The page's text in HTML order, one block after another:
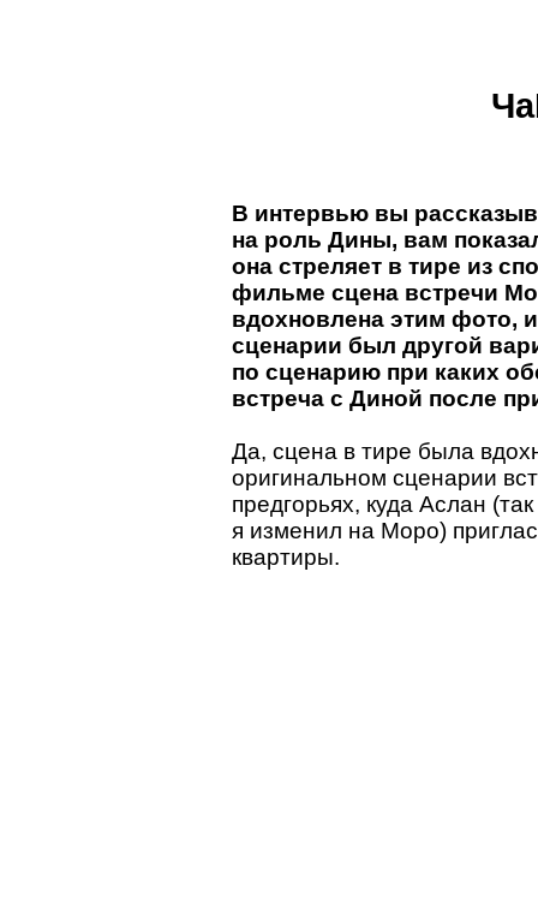
В интервью вы
на роль Дины, вам
она стреляет в тире из
фильме сцена встречи
вдохновлена этим фото,
сценарии был другой
по сценарию при каких
встреча с Диной после
Да, сцена в тире была
оригинальном сценарии
предгорьях, куда Аслан
я изменил на Моро)
квартиры.